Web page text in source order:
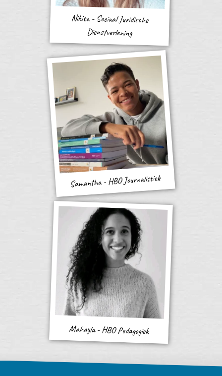
Nikita - Sociaal Juridische
Dienstverlening
Samantha - HBO Journalistiek
Mahayla - HBO Pedagogiek